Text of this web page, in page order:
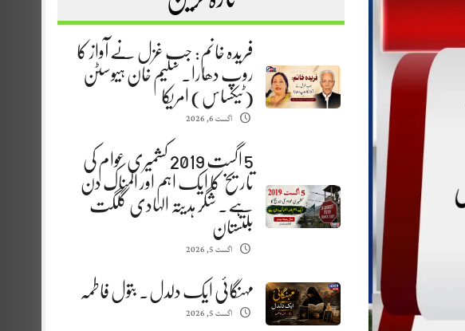
فریدہ خانم: جب غزل نے آواز کا
روپ دھارا. سلیم خان ہیوسٹن
(ٹیکساس) امریکا
اگست 6, 2026
5 اگست 2019 کشمیری عوام کی
تاریخ کا ایک اہم اور المناک دن
ہے. شگر ہدیتہ الہادی گلگت
بلتستان
اگست 5, 2026
مہنگائی ایک دلدل. بتول فاطمہ
اگست 5, 2026